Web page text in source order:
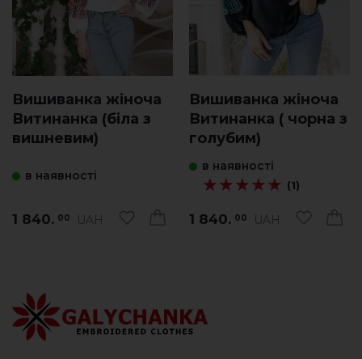
Вишиванка жіноча
Витинанка (біла з
вишневим)
в наявності
1 840. 00 UAH
Вишиванка жіноча
Витинанка ( чорна з
голубим)
в наявності
★★★★★
★★★★★ (1)
1 840. 00 UAH